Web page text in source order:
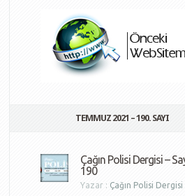
TEMMUZ 2021 – 190. SAYI
Çağın Polisi Dergisi –
190
Yazar : Çağın Polisi Dergisi